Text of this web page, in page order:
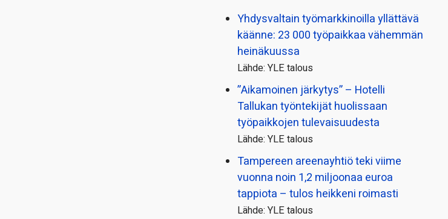
Yhdysvaltain työmarkkinoilla yllättävä
käänne: 23 000 työpaikkaa vähemmän
heinäkuussa
Lähde: YLE talous
”Aikamoinen järkytys” – Hotelli
Tallukan työntekijät huolissaan
työpaikkojen tulevaisuudesta
Lähde: YLE talous
Tampereen areenayhtiö teki viime
vuonna noin 1,2 miljoonaa euroa
tappiota – tulos heikkeni roimasti
Lähde: YLE talous